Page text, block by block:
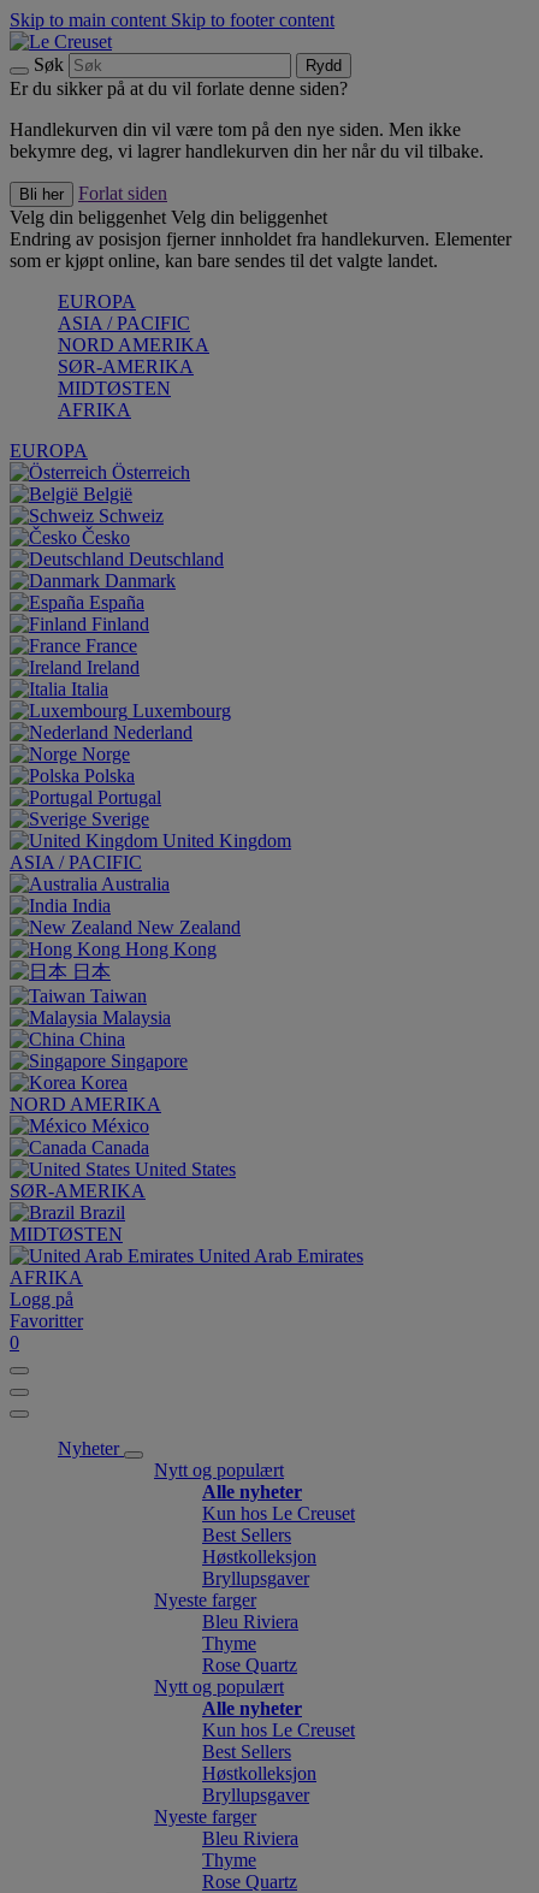
Skip to main content Skip to footer content
Søk Rydd
Er du sikker på at du vil forlate denne siden?
Handlekurven din vil være tom på den nye siden. Men ikke
bekymre deg, vi lagrer handlekurven din her når du vil tilbake.
Bli her
Forlat siden
Velg din beliggenhet Velg din beliggenhet
Endring av posisjon fjerner innholdet fra handlekurven. Elementer
som er kjøpt online, kan bare sendes til det valgte landet.
EUROPA
ASIA / PACIFIC
NORD AMERIKA
SØR-AMERIKA
MIDTØSTEN
AFRIKA
EUROPA
Österreich
België
Schweiz
Česko
Deutschland
Danmark
España
Finland
France
Ireland
Italia
Luxembourg
Nederland
Norge
Polska
Portugal
Sverige
United Kingdom
ASIA / PACIFIC
Australia
India
New Zealand
Hong Kong
日本
Taiwan
Malaysia
China
Singapore
Korea
NORD AMERIKA
México
Canada
United States
SØR-AMERIKA
Brazil
MIDTØSTEN
United Arab Emirates
AFRIKA
Logg på
Favoritter
0
Nyheter
Nytt og populært
Alle nyheter
Kun hos Le Creuset
Best Sellers
Høstkolleksjon
Bryllupsgaver
Nyeste farger
Bleu Riviera
Thyme
Rose Quartz
Nytt og populært
Alle nyheter
Kun hos Le Creuset
Best Sellers
Høstkolleksjon
Bryllupsgaver
Nyeste farger
Bleu Riviera
Thyme
Rose Quartz